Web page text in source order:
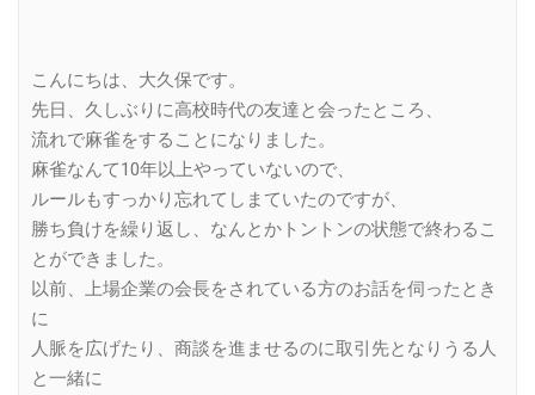
こんにちは、大久保です。
先日、久しぶりに高校時代の友達と会ったところ、
流れで麻雀をすることになりました。
麻雀なんて10年以上やっていないので、
ルールもすっかり忘れてしまていたのですが、
勝ち負けを繰り返し、なんとかトントンの状態で終わるこ
とができました。
以前、上場企業の会長をされている方のお話を伺ったとき
に
人脈を広げたり、商談を進ませるのに取引先となりうる人
と一緒に